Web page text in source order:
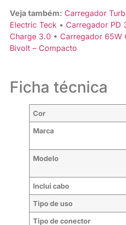
Veja também: Carregador
Electric Teck • Carregador PD
Charge 3.0 • Carregador 65W
Bivolt – Compacto
Ficha técnica
Cor
Marca
Modelo
Inclui cabo
Tipo de uso
Tipo de conector